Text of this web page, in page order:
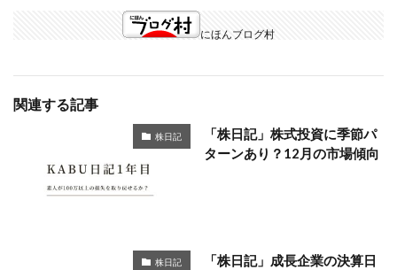
にほんブログ村
関連する記事
株日記
「株日記」株式投資に季節パ
ターンあり？12月の市場傾向
株日記
「株日記」成長企業の決算日